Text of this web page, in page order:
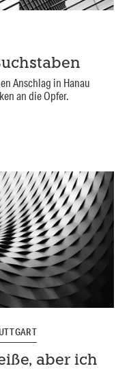
Anschlag in Hanau
an die Opfer.
aber ich